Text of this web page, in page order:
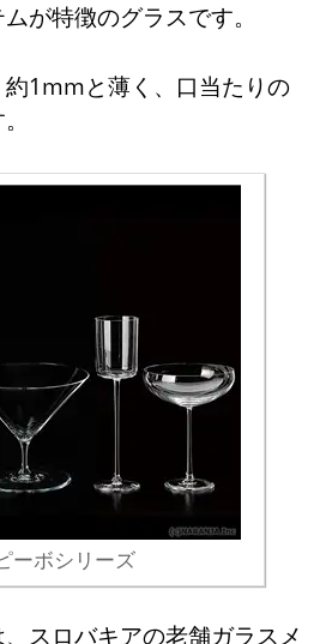
が特徴のグラスです。
約1mmと薄く、口当たりの
ーボシリーズ
、スロバキアの老舗ガラスメ